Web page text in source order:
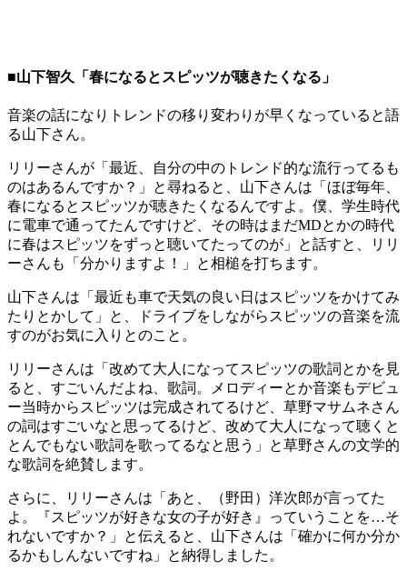
■山下智久「春になるとスピッツが聴きたくなる」
音楽の話になりトレンドの移り変わりが早くなっていると語
る山下さん。
リリーさんが「最近、自分の中のトレンド的な流行ってるも
のはあるんですか？」と尋ねると、山下さんは「ほぼ毎年、
春になるとスピッツが聴きたくなるんですよ。僕、学生時代
に電車で通ってたんですけど、その時はまだMDとかの時代
に春はスピッツをずっと聴いてたってのが」と話すと、リリ
ーさんも「分かりますよ！」と相槌を打ちます。
山下さんは「最近も車で天気の良い日はスピッツをかけてみ
たりとかして」と、ドライブをしながらスピッツの音楽を流
すのがお気に入りとのこと。
リリーさんは「改めて大人になってスピッツの歌詞とかを見
ると、すごいんだよね、歌詞。メロディーとか音楽もデビュ
ー当時からスピッツは完成されてるけど、草野マサムネさん
の詞はすごいなと思ってるけど、改めて大人になって聴くと
とんでもない歌詞を歌ってるなと思う」と草野さんの文学的
な歌詞を絶賛します。
さらに、リリーさんは「あと、（野田）洋次郎が言ってた
よ。『スピッツが好きな女の子が好き』っていうことを…そ
れないですか？」と伝えると、山下さんは「確かに何か分か
るかもしんないですね」と納得しました。